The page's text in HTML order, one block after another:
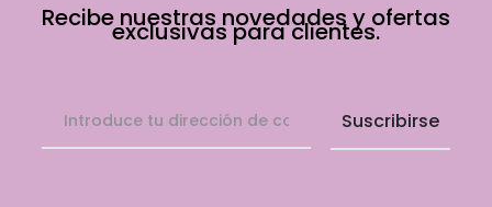
Recibe nuestras novedades y ofertas
exclusivas para clientes.